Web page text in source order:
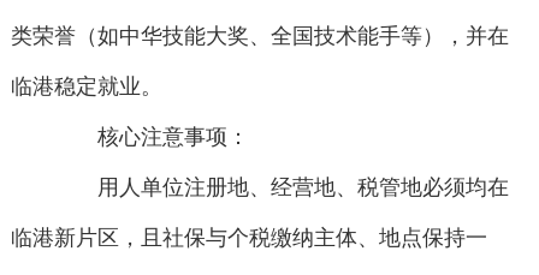
类荣誉（如中华技能大奖、全国技术能手等），并在
临港稳定就业。
核心注意事项：
用人单位注册地、经营地、税管地必须均在
临港新片区，且社保与个税缴纳主体、地点保持一